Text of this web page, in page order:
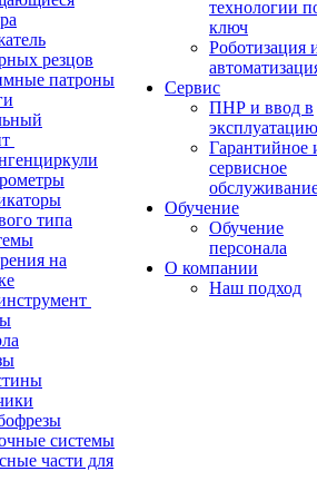
резцов
патроны
типа
на
системы
части для
технологии
ключ
Роботизация
Сервис
ПНР и ввод в
эксплуатацию
Гарантийное
сервисное
Обучение
Обучение
персонала
О компании
Наш подход